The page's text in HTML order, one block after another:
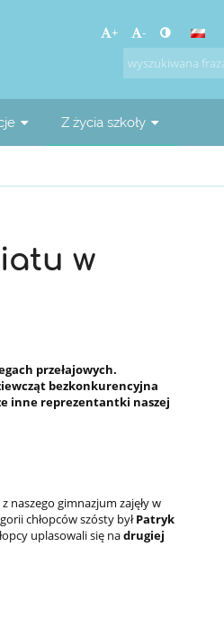
+ -
Z życia szkoły
w
przełajowych.
bezkonkurencyjna
inne reprezentantki naszej
naszego gimnazjum zajęły w
chłopców szósty byłPatryk
uplasowali się nadrugiej